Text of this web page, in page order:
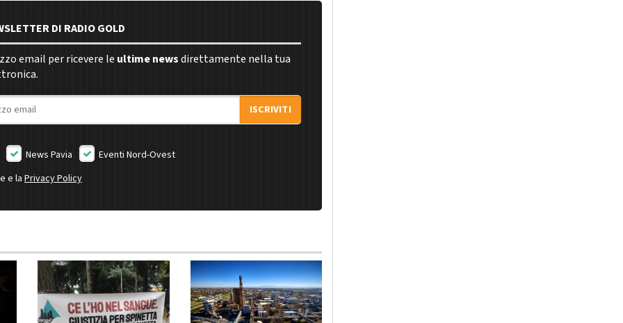
DI RADIO GOLD
email per ricevere le ultime newsdirettamente nella tua
ISCRIVITI
News Pavia
Eventi Nord-Ovest
e la Privacy Policy